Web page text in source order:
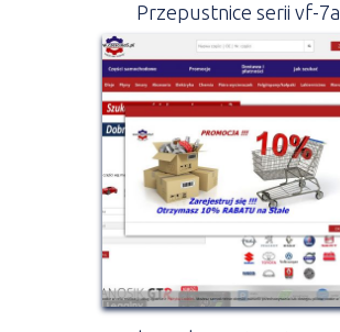
Przepustnice serii vf-7a